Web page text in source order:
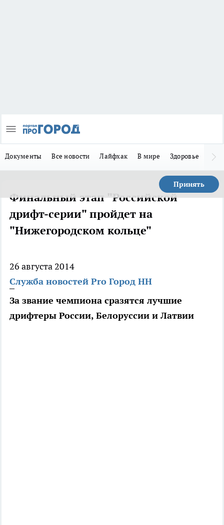
Документы Все новости Лайфхак В мире Здоровье
Принять
Финальный этап "Российской
дрифт-серии" пройдет на
"Нижегородском кольце"
26 августа 2014
Служба новостей Pro Город НН
За звание чемпиона сразятся лучшие
дрифтеры России, Белоруссии и Латвии